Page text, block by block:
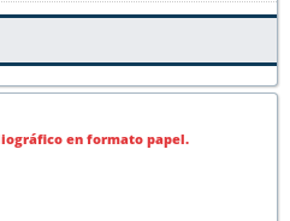
en formato papel.